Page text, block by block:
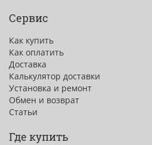
Сервис
Как купить
Как оплатить
Доставка
Калькулятор доставки
Установка и ремонт
Обмен и возврат
Статьи
Где купить